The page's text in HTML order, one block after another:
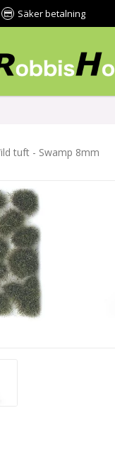
Säker betalning
tuft - Swamp 8mm